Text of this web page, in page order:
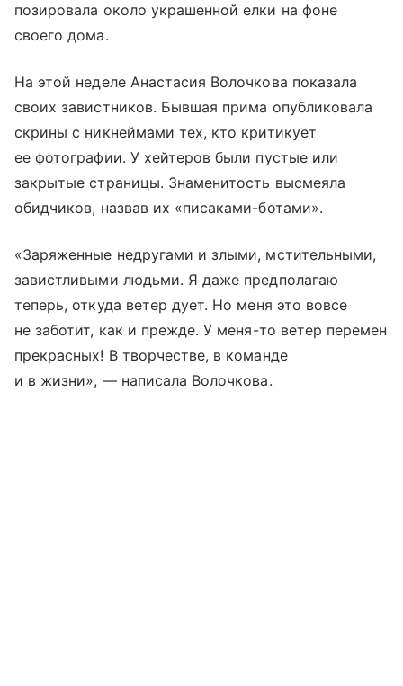
позировала около украшенной елки на фоне
своего дома.
На этой неделе Анастасия Волочкова показала
своих завистников. Бывшая прима опубликовала
скрины с никнеймами тех, кто критикует
ее фотографии. У хейтеров были пустые или
закрытые страницы. Знаменитость высмеяла
обидчиков, назвав их «писаками-ботами».
«Заряженные недругами и злыми, мстительными,
завистливыми людьми. Я даже предполагаю
теперь, откуда ветер дует. Но меня это вовсе
не заботит, как и прежде. У меня-то ветер перемен
прекрасных! В творчестве, в команде
и в жизни», — написала Волочкова.